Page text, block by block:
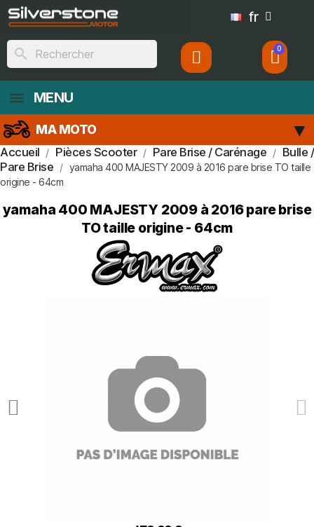
fr
search
MENU
MA MOTO
Accueil Pièces Scooter Pare Brise / Carénage
Bulle /
Pare Brise
yamaha 400 MAJESTY 2009 à 2016 pare brise TO taille
origine - 64cm
yamaha 400 MAJESTY 2009 à 2016 pare brise
TO taille origine - 64cm